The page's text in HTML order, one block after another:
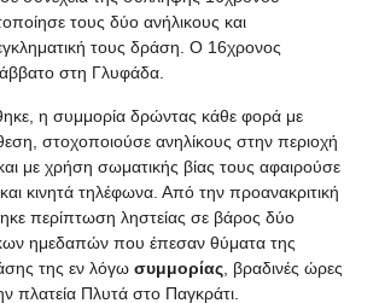
τους δύο ανήλικους και
τους δράση. Ο 16χρονος
στη Γλυφάδα.
η συμμορία δρώντας κάθε φορά με
στοχοποιούσε ανηλίκους στην περιοχή
με χρήση σωματικής βίας τους αφαιρούσε
κινητά τηλέφωνα. Από την προανακριτική
περίπτωση ληστείας σε βάρος δύο
ημεδαπών που έπεσαν θύματα της
της εν λόγω συμμορίας βραδινές ώρες
πλατεία Πλυτά στο Παγκράτι.